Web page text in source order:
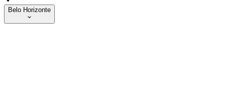
Belo Horizonte